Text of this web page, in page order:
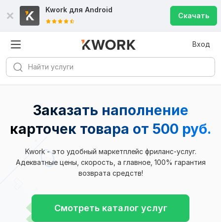
Kwork для Android
Скачать
Вход
Заказать наполнение
карточек товара от 500 руб.
Kwork - это удобный маркетплейс фриланс-услуг.
Адекватные цены, скорость, а главное, 100% гарантия
возврата средств!
Смотреть каталог услуг